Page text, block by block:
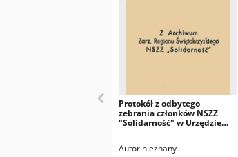
Protokół z odbytego
zebrania członków NSZZ
"Solidarność" w Urzędzie
Autor nieznany